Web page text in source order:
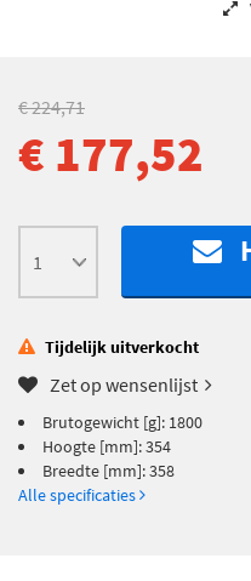
€ 224,71
€ 177,52
Tijdelijk uitverkocht
Zet op wensenlijst
Brutogewicht [g]: 1800
Hoogte [mm]: 354
Breedte [mm]: 358
Alle specificaties